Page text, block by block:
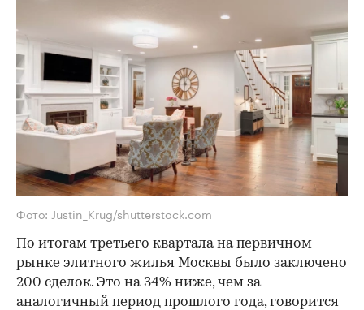
Фото: Justin_Krug/shutterstock.com
По итогам третьего квартала на первичном
рынке элитного жилья Москвы было заключено
200 сделок. Это на 34% ниже, чем за
аналогичный период прошлого года, говорится